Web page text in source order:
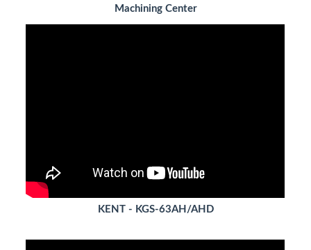
Machining Center
KENT - KGS-63AH/AHD